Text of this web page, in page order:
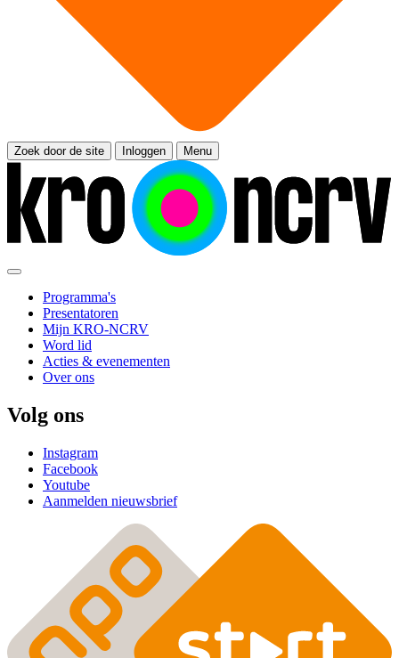
Zoek door de site Inloggen Menu
Programma's
Presentatoren
Mijn KRO-NCRV
Word lid
Acties & evenementen
Over ons
Volg ons
Instagram
Facebook
Youtube
Aanmelden nieuwsbrief